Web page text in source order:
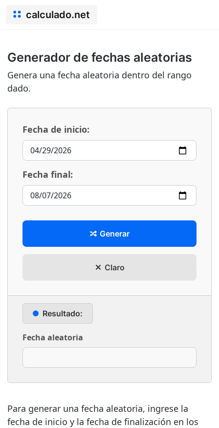
calculado.net
Generador de fechas aleatorias
Genera una fecha aleatoria dentro del rango
dado.
Fecha de inicio:
Fecha final:
Generar
Claro
Resultado:
Fecha aleatoria
Para generar una fecha aleatoria, ingrese la
fecha de inicio y la fecha de finalización en los